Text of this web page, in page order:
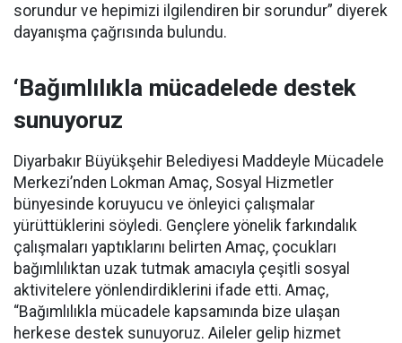
sorundur ve hepimizi ilgilendiren bir sorundur” diyerek
dayanışma çağrısında bulundu.
‘Bağımlılıkla mücadelede destek
sunuyoruz
Diyarbakır Büyükşehir Belediyesi Maddeyle Mücadele
Merkezi’nden Lokman Amaç, Sosyal Hizmetler
bünyesinde koruyucu ve önleyici çalışmalar
yürüttüklerini söyledi. Gençlere yönelik farkındalık
çalışmaları yaptıklarını belirten Amaç, çocukları
bağımlılıktan uzak tutmak amacıyla çeşitli sosyal
aktivitelere yönlendirdiklerini ifade etti. Amaç,
“Bağımlılıkla mücadele kapsamında bize ulaşan
herkese destek sunuyoruz. Aileler gelip hizmet